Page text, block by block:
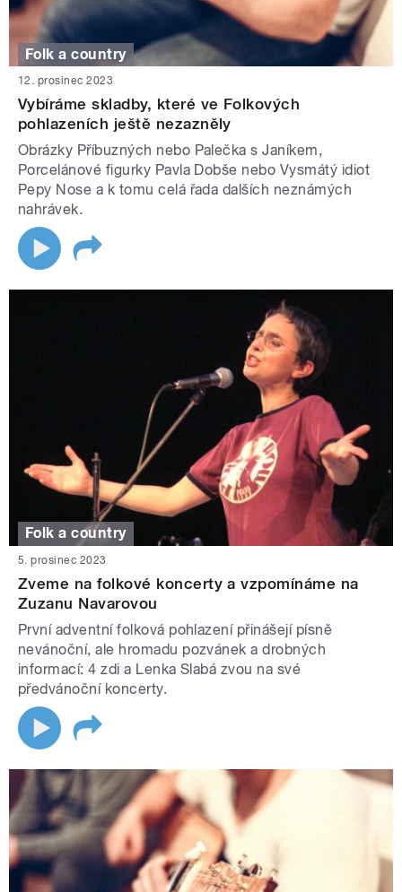
Folk a country
12. prosinec 2023
Vybíráme skladby, které ve Folkových
pohlazeních ještě nezazněly
Obrázky Příbuzných nebo Palečka s Janíkem,
Porcelánové figurky Pavla Dobše nebo Vysmátý idiot
Pepy Nose a k tomu celá řada dalších neznámých
nahrávek.
Folk a country
5. prosinec 2023
Zveme na folkové koncerty a vzpomínáme na
Zuzanu Navarovou
První adventní folková pohlazení přinášejí písně
nevánoční, ale hromadu pozvánek a drobných
informací: 4 zdi a Lenka Slabá zvou na své
předvánoční koncerty.